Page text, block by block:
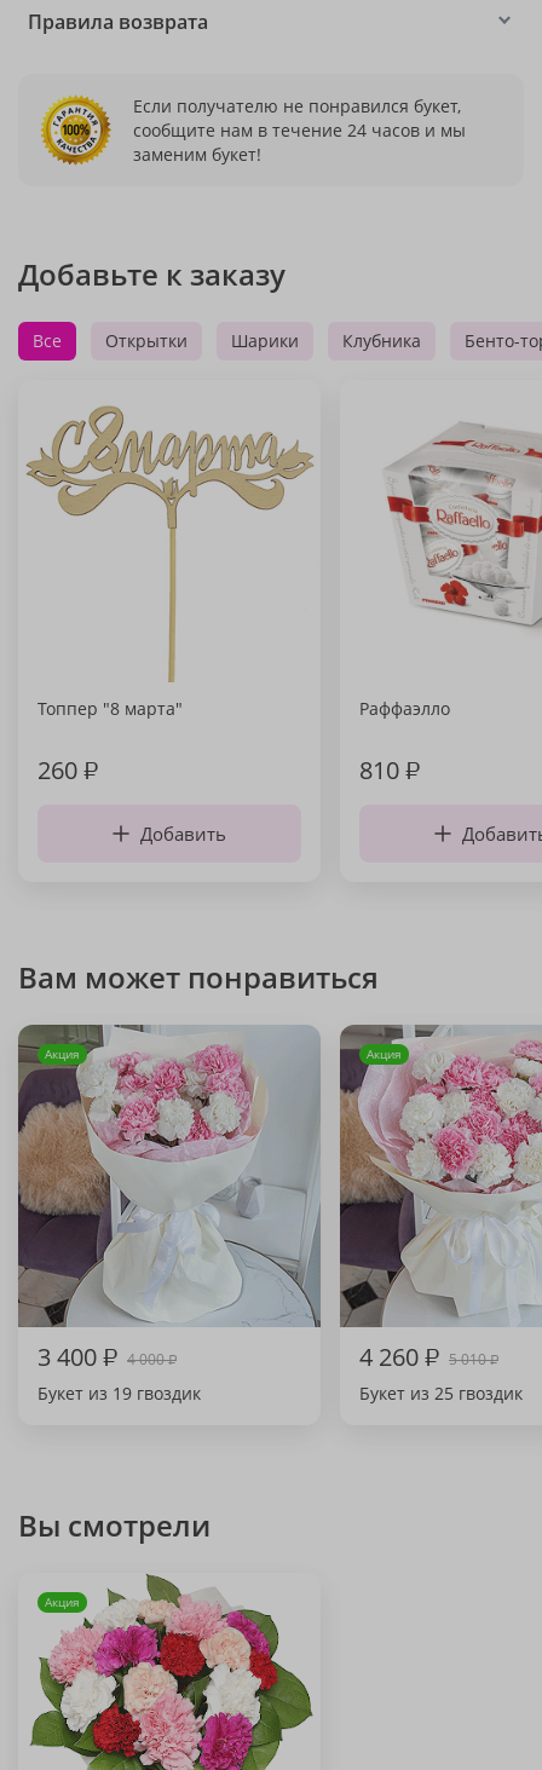
Правила возврата
Если получателю не понравился букет,
сообщите нам в течение 24 часов и мы
заменим букет!
Добавьте к заказу
Все Открытки Шарики Клубника Бенто-
Топпер "8 марта"
260₽
Добавить
Раффаэлло
810₽
Вам может понравиться
Акция
3 400₽ 4 000₽
Букет из 19 гвоздик
Акция
4 260₽ 5 010₽
Букет из 25 гвоздик
Вы смотрели
Акция